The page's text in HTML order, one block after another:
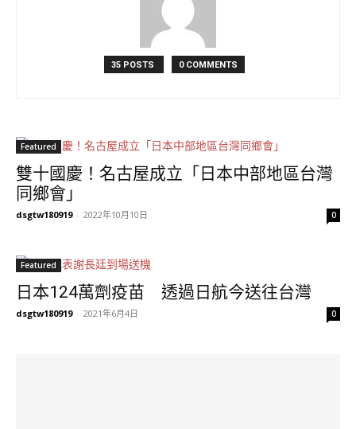
35 POSTS 0 COMMENTS
Featured
雙十國慶！名古屋成立「日本中部地區台灣
同鄉會」
dsgtw180919 - 2022年10月10日 0
Featured
日本124萬劑疫苗 透過日航今送往台灣
dsgtw180919 - 2021年6月4日 0